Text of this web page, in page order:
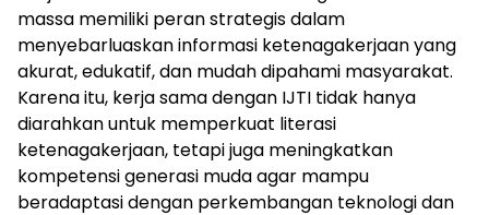
massa memiliki peran strategis dalam
menyebarluaskan informasi ketenagakerjaan yang
akurat, edukatif, dan mudah dipahami masyarakat.
Karena itu, kerja sama dengan IJTI tidak hanya
diarahkan untuk memperkuat literasi
ketenagakerjaan, tetapi juga meningkatkan
kompetensi generasi muda agar mampu
beradaptasi dengan perkembangan teknologi dan